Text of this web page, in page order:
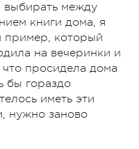
выбирать между
книги дома, я
пример, который
на вечеринки и
просидела дома
бы гораздо
иметь эти
нужно заново